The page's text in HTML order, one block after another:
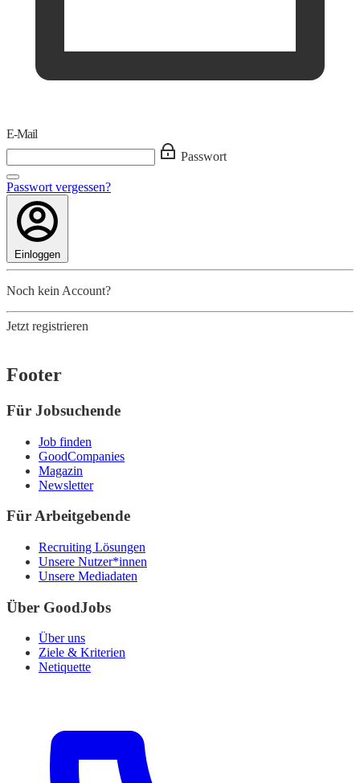
E-Mail
Passwort
Passwort vergessen?
Einloggen
Noch kein Account?
Jetzt registrieren
Footer
Für Jobsuchende
Job finden
GoodCompanies
Magazin
Newsletter
Für Arbeitgebende
Recruiting Lösungen
Unsere Nutzer*innen
Unsere Mediadaten
Über GoodJobs
Über uns
Ziele & Kriterien
Netiquette